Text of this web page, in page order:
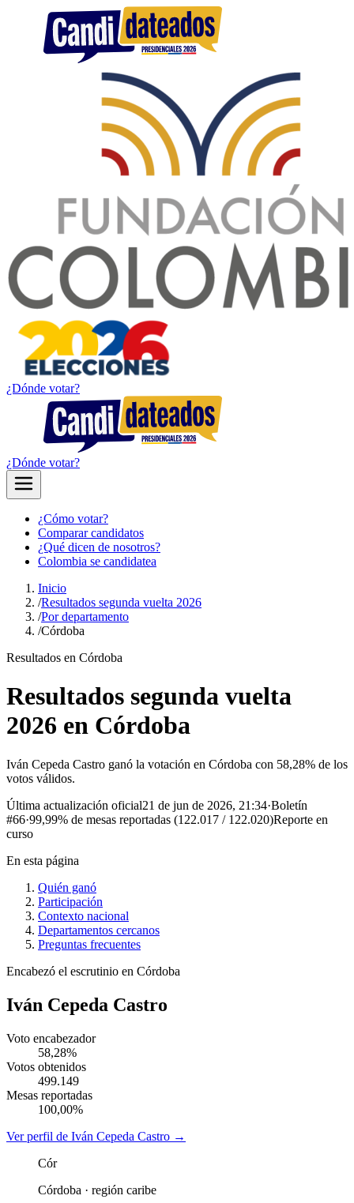
¿Dónde votar?
¿Dónde votar?
¿Cómo votar?
Comparar candidatos
¿Qué dicen de nosotros?
Colombia se candidatea
Inicio
/Resultados segunda vuelta 2026
/Por departamento
/Córdoba
Resultados en Córdoba
Resultados segunda vuelta
2026 en Córdoba
Iván Cepeda Castro ganó la votación en Córdoba con 58,28% de los
votos válidos.
Última actualización oficial21 de jun de 2026, 21:34·Boletín
#66·99,99% de mesas reportadas (122.017 / 122.020)Reporte en
curso
En esta página
Quién ganó
Participación
Contexto nacional
Departamentos cercanos
Preguntas frecuentes
Encabezó el escrutinio en Córdoba
Iván Cepeda Castro
Voto encabezador
58,28%
Votos obtenidos
499.149
Mesas reportadas
100,00%
Ver perfil de Iván Cepeda Castro →
Cór
Córdoba · región caribe